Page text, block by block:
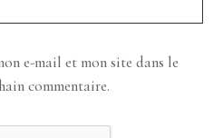
e-mail et mon site dans le
commentaire.